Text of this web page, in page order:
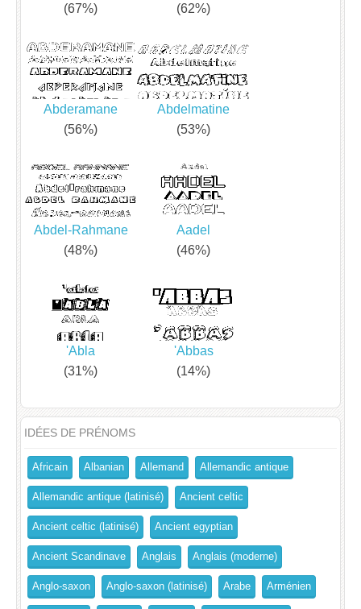
(67%)
(62%)
Abderamane
(56%)
Abdelmatine
(53%)
Abdel-Rahmane
(48%)
Aadel
(46%)
'Abla
(31%)
'Abbas
(14%)
IDÉES DE PRÉNOMS
Africain Albanian Allemand Allemandic antique
Allemandic antique (latinisé) Ancient celtic
Ancient celtic (latinisé) Ancient egyptian
Ancient Scandinave Anglais Anglais (moderne)
Anglo-saxon Anglo-saxon (latinisé) Arabe Arménien